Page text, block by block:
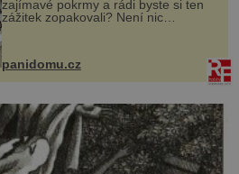
zajímavé pokrmy a rádi byste si ten
zážitek zopakovali? Není nic
snazšího. Pljeskavica (10 porcí)
Možná jste ji ochutnali na dovolené v
panidomu.cz